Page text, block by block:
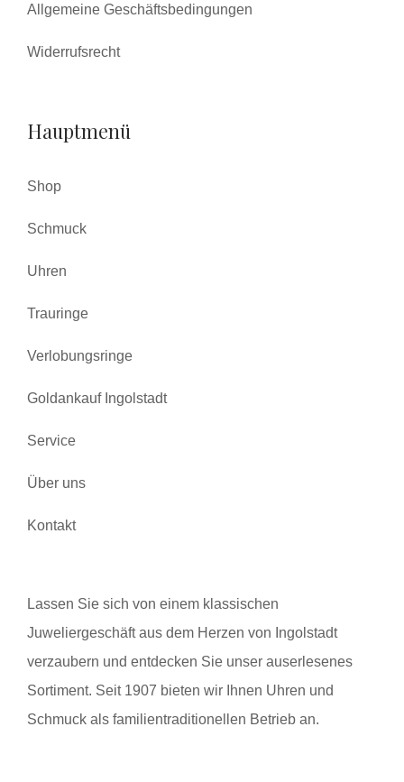
Allgemeine Geschäftsbedingungen
Widerrufsrecht
Hauptmenü
Shop
Schmuck
Uhren
Trauringe
Verlobungsringe
Goldankauf Ingolstadt
Service
Über uns
Kontakt
Lassen Sie sich von einem klassischen
Juweliergeschäft aus dem Herzen von Ingolstadt
verzaubern und entdecken Sie unser auserlesenes
Sortiment. Seit 1907 bieten wir Ihnen Uhren und
Schmuck als familientraditionellen Betrieb an.